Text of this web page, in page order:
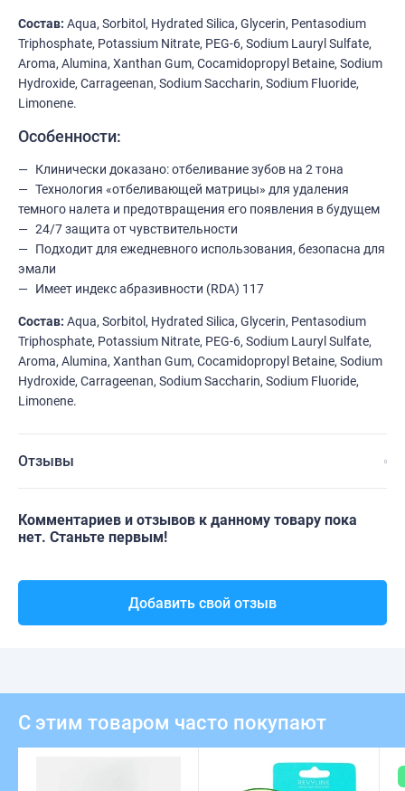
Состав: Aqua, Sorbitol, Hydrated Silica, Glycerin, Pentasodium
Triphosphate, Potassium Nitrate, PEG-6, Sodium Lauryl Sulfate,
Aroma, Alumina, Xanthan Gum, Cocamidopropyl Betaine, Sodium
Hydroxide, Carrageenan, Sodium Saccharin, Sodium Fluoride,
Limonene.
Особенности:
Клинически доказано: отбеливание зубов на 2 тона
Технология «отбеливающей матрицы» для удаления
темного налета и предотвращения его появления в будущем
24/7 защита от чувствительности
Подходит для ежедневного использования, безопасна для
эмали
Имеет индекс абразивности (RDA) 117
Состав: Aqua, Sorbitol, Hydrated Silica, Glycerin, Pentasodium
Triphosphate, Potassium Nitrate, PEG-6, Sodium Lauryl Sulfate,
Aroma, Alumina, Xanthan Gum, Cocamidopropyl Betaine, Sodium
Hydroxide, Carrageenan, Sodium Saccharin, Sodium Fluoride,
Limonene.
Отзывы
Комментариев и отзывов к данному товару пока
нет. Станьте первым!
Добавить свой отзыв
С этим товаром часто покупают